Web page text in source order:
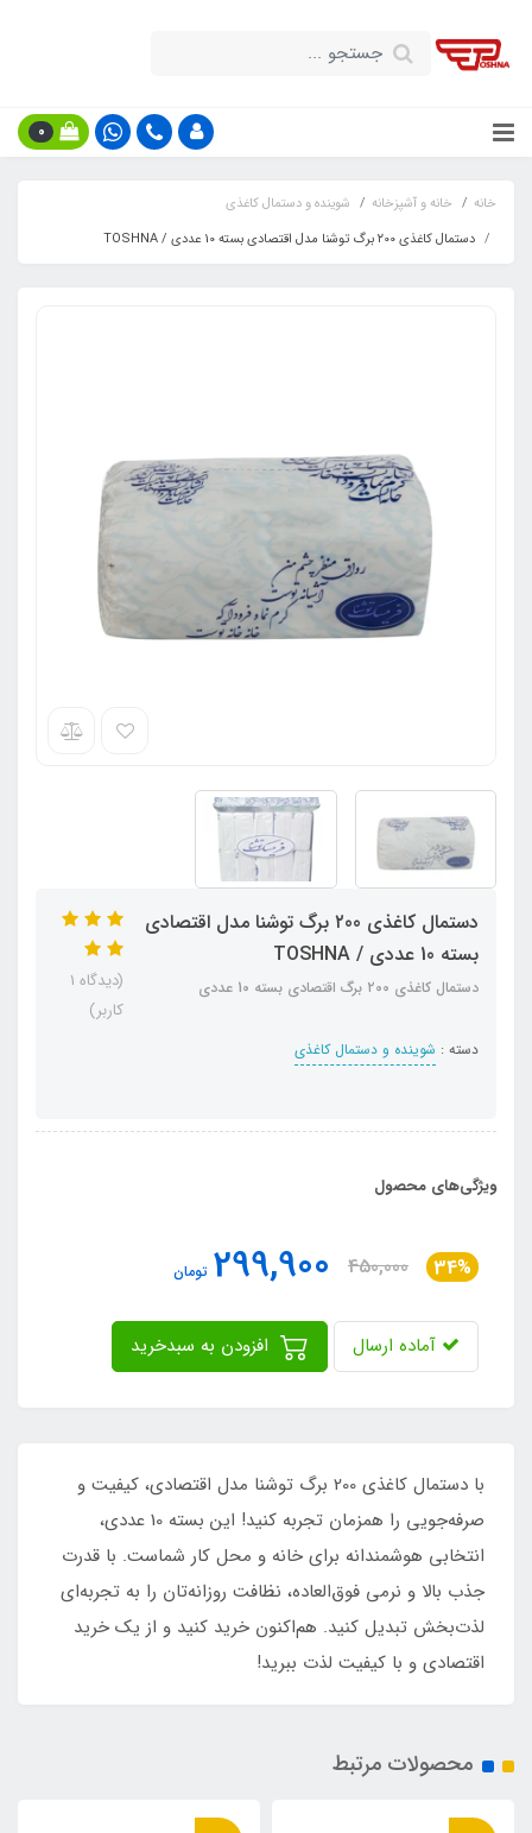
0
خانه خانه و آشپزخانه
شوینده و دستمال کاغذی
دستمال کاغذی ۲00 برگ توشنا مدل اقتصادی بسته 10 عددی / TOSHNA
دستمال کاغذی ۲00 برگ توشنا مدل اقتصادی
بسته 10 عددی / TOSHNA
دستمال کاغذی ۲00 برگ اقتصادی بسته 10 عددی
دسته : شوینده و دستمال کاغذی
(دیدگاه 1
کاربر)
ویژگی‌های محصول
34%
450,000
299,900 تومان
آماده ارسال
با دستمال کاغذی 200 برگ توشنا مدل اقتصادی، کیفیت و
صرفه‌جویی را همزمان تجربه کنید! این بسته 10 عددی،
انتخابی هوشمندانه برای خانه و محل کار شماست. با قدرت
جذب بالا و نرمی فوق‌العاده، نظافت روزانه‌تان را به تجربه‌ای
لذت‌بخش تبدیل کنید. هم‌اکنون خرید کنید و از یک خرید
اقتصادی و با کیفیت لذت ببرید!
محصولات مرتبط